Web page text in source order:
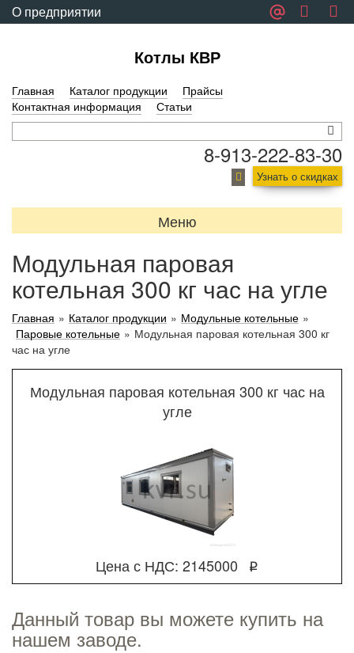
О предприятии
Котлы КВР
Главная Каталог продукции
Прайсы
Контактная информация
Статьи
8-913-222-83-30
Узнать о скидках
Меню
Модульная паровая
котельная 300 кг час на угле
Главная » Каталог продукции » Модульные котельные »
Паровые котельные » Модульная паровая котельная 300 кг
час на угле
Модульная паровая котельная 300 кг час на
угле
Цена с НДС: 2145000 q
Данный товар вы можете купить на
нашем заводе.